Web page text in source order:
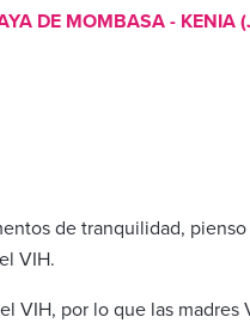
DE MOMBASA - KENIA
de tranquilidad,
VIH.
VIH, por lo que las madres